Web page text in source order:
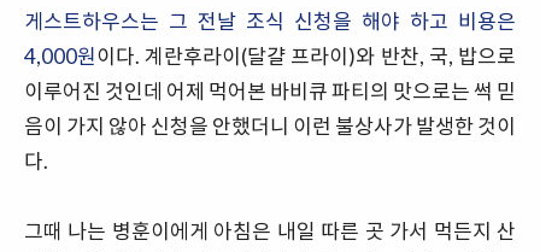
게스트하우스는 그 전날 조식 신청을 해야 하고 비용은
4,000원이다. 계란후라이(달걀 프라이)와 반찬, 국, 밥으로
이루어진 것인데 어제 먹어본 바비큐 파티의 맛으로는 썩 믿
음이 가지 않아 신청을 안했더니 이런 불상사가 발생한 것이
다.
그때 나는 병훈이에게 아침은 내일 따른 곳 가서 먹든지 산